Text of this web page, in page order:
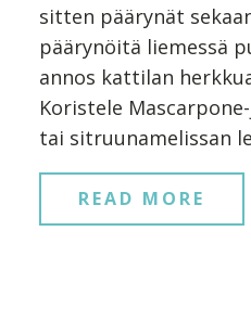
sitten päärynät
päärynöitä liemessä
annos kattilan
Koristele
tai sitruunamelissan
READ MORE